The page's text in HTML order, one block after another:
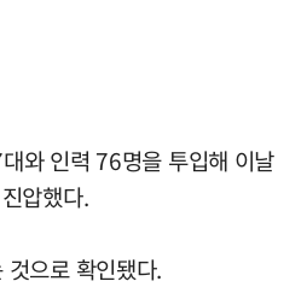
와 인력 76명을 투입해 이날
압했다.
으로 확인됐다.